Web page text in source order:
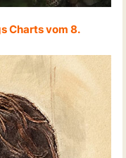
Charts vom 8.